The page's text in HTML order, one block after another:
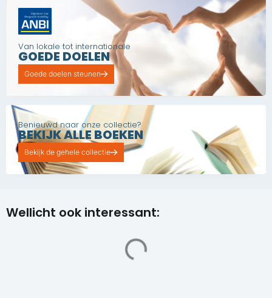
Van lokale tot internationale
GOEDE DOELEN
Goede doelen steunen
Benieuwd naar onze collectie?
BEKIJK ALLE BOEKEN
Bekijk de gehele collectie
Wellicht ook interessant: